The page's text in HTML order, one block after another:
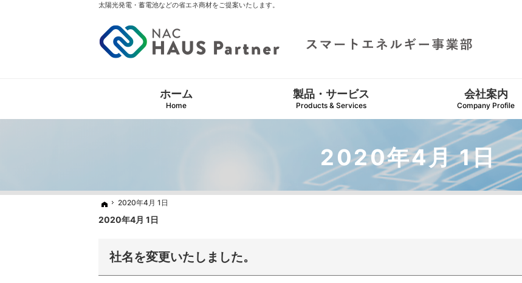
2020年4月 1日
太陽光発電・蓄電池などの省エネ商材をご提案いたします。
ホーム
2020年4月 1日
2020年4月 1日
社名を変更いたしました。
ホーム
2020年4月 1日
ホーム
Home
製品・サービス
Products & Services
会社案内
Company Profile